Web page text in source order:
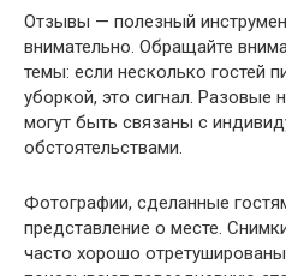
Отзывы — полезный
внимательно. Обращайте
темы: если несколько гостей
уборкой, это сигнал. Разовые
могут быть связаны с
обстоятельствами.
Фотографии, сделанные
представление о месте.
часто хорошо